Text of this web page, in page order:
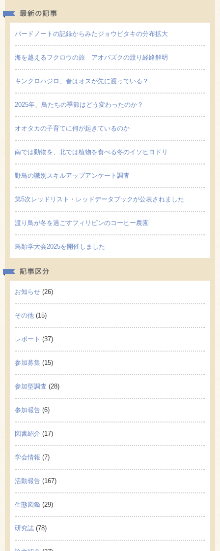
バードノートの記録からみたジョウビタキの分布拡大
海を越えるフクロウの旅 アオバズクの渡り経路解明
キンクロハジロ、春はオスが先に渡っている？
2025年、鳥たちの季節はどう変わったのか？
オオタカの子育てに何が起きているのか
南では動物を、北では植物を食べる冬のイソヒヨドリ
野鳥の識別スキルアップアンケート調査
第5次レッドリスト・レッドデータブックが公表されました
渡り鳥が冬を過ごすフィリピンのコーヒー農園
鳥類学大会2025を開催しました
お知らせ (26)
その他 (15)
レポート (37)
参加募集 (15)
参加型調査 (28)
参加報告 (6)
図書紹介 (17)
学会情報 (7)
活動報告 (167)
生態図鑑 (29)
研究誌 (78)